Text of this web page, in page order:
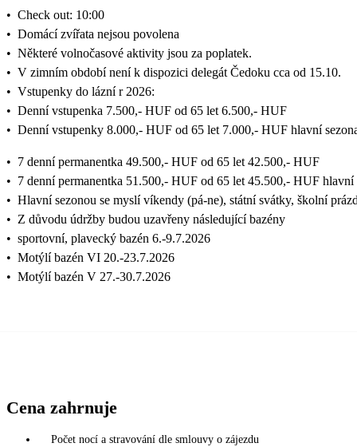
• Check out: 10:00
• Domácí zvířata nejsou povolena
• Některé volnočasové aktivity jsou za poplatek.
• V zimním období není k dispozici delegát Čedoku cca od 15.10.
• Vstupenky do lázní r 2026:
• Denní vstupenka 7.500,- HUF od 65 let 6.500,- HUF
• Denní vstupenky 8.000,- HUF od 65 let 7.000,- HUF hlavní
• 7 denní permanentka 49.500,- HUF od 65 let 42.500,- HUF
• 7 denní permanentka 51.500,- HUF od 65 let 45.500,- HUF hlavní
• Hlavní sezonou se myslí víkendy (pá-ne), státní svátky, školní
• Z důvodu údržby budou uzavřeny následující bazény
• sportovní, plavecký bazén 6.-9.7.2026
• Motýlí bazén VI 20.-23.7.2026
• Motýlí bazén V 27.-30.7.2026
Cena zahrnuje
Počet nocí a stravování dle smlouvy o zájezdu